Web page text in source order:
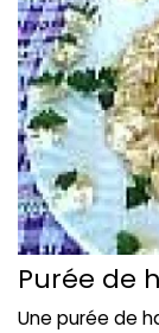
Purée de
Une purée de